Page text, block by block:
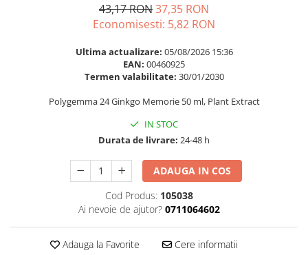
Slabire si control greutate
Somn stres si anxietate
Supliment Calciu
Supliment Complexe
Supliment Vitamina B
Supliment Vitamina C
Supliment Vitamina D3
Supliment Vitamina E
Tincturi si Gemoderivate
43,17 RON37,35 RON
Economisesti: 5,82 RON
Ultima actualizare: 05/08/2026 15:36
EAN: 00460925
Termen valabilitate: 30/01/2030
Polygemma 24 Ginkgo Memorie 50 ml, Plant Extract
IN STOC
Durata de livrare: 24-48 h
ADAUGA IN COS
Cod Produs: 105038
Ai nevoie de ajutor? 0711064602
Adauga la Favorite Cere informatii